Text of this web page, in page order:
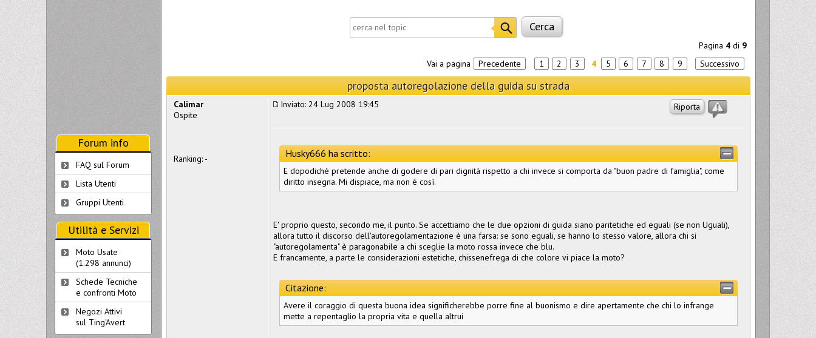
Pagina 4 di 9
Vai a pagina
Precedente 1 2 3 4 5 6 7 8 9 Successivo
proposta autoregolazione della guida su strada
Riporta
Inviato: 24 Lug 2008 19:45
Husky666 ha scritto:
E dopodichè pretende anche di godere di pari dignità rispetto a chi invece si comporta da "buon padre di famiglia", come
diritto insegna. Mi dispiace, ma non è così.
E' proprio questo, secondo me, il punto. Se accettiamo che le due opzioni di guida siano paritetiche ed eguali (se non Uguali),
allora tutto il discorso dell'autoregolamentazione è una farsa: se sono eguali, se hanno lo stesso valore, allora chi si
"autoregolamenta" è paragonabile a chi sceglie la moto rossa invece che blu.
E francamente, a parte le considerazioni estetiche, chissenefrega di che colore vi piace la moto?
Citazione:
Avere il coraggio di questa buona idea significherebbe porre fine al buonismo e dire apertamente che chi lo infrange
mette a repentaglio la propria vita e quella altrui
Calimar
Ospite
Ranking: -
Forum info
FAQ sul Forum
Lista Utenti
Gruppi Utenti
Utilità e Servizi
Moto Usate
(1.298 annunci)
Schede Tecniche
e confronti Moto
Negozi Attivi
sul Ting'Avert